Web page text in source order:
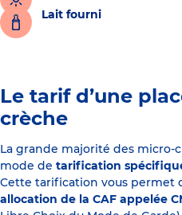
Lait fourni
Le tarif d’une
crèche
La grande majorité des micro-
mode de tarification
Cette tarification vous permet
allocation de la CAF appelée